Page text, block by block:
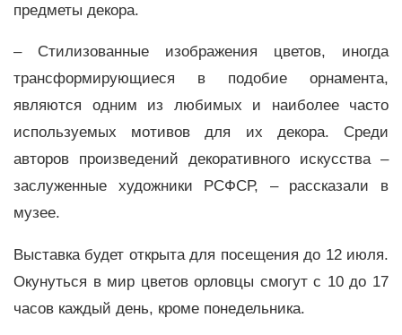
предметы декора.
– Стилизованные изображения цветов, иногда
трансформирующиеся в подобие орнамента,
являются одним из любимых и наиболее часто
используемых мотивов для их декора. Среди
авторов произведений декоративного искусства –
заслуженные художники РСФСР, – рассказали в
музее.
Выставка будет открыта для посещения до 12 июля.
Окунуться в мир цветов орловцы смогут с 10 до 17
часов каждый день, кроме понедельника.